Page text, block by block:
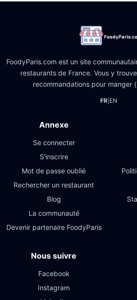
FoodyParis.com est un site
restaurants de France. Vous y
recommandations pour manger
FR| EN
Annexe
Se connecter
S'inscrire
Mot de passe oublié
Rechercher un restaurant
Blog
La communauté
Devenir partenaire FoodyParis
Nous suivre
Facebook
Instagram